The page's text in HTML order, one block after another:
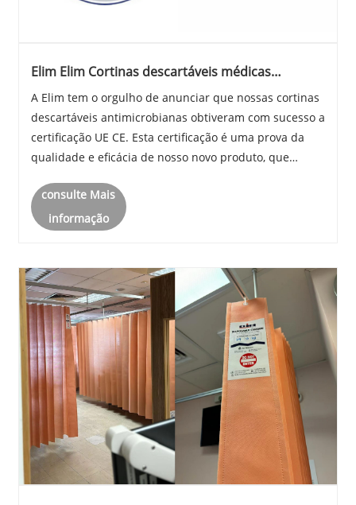
Elim Elim Cortinas descartáveis ​​médicas
A Elim tem o orgulho de anunciar que nossas cortinas
descartáveis ​​antimicrobianas obtiveram com sucesso a
certificação UE CE. Esta certificação é uma prova da
qualidade e eficácia de nosso novo produto, que
antimicrobianas excepcionais. Neste breve arti......
consulte Mais
informação